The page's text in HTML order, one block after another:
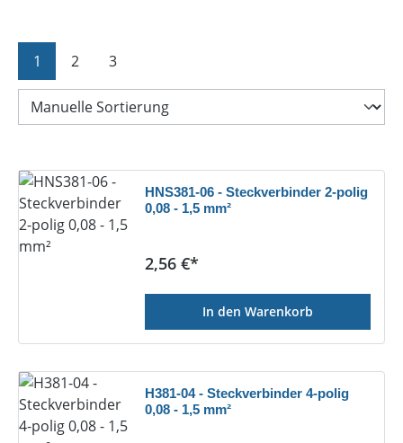
Seite
1 Seite
2 Seite
3
HNS381-06 - Steckverbinder 2-polig
0,08 - 1,5 mm²
Regulärer Preis:
2,56 €*
In den Warenkorb
H381-04 - Steckverbinder 4-polig
0,08 - 1,5 mm²